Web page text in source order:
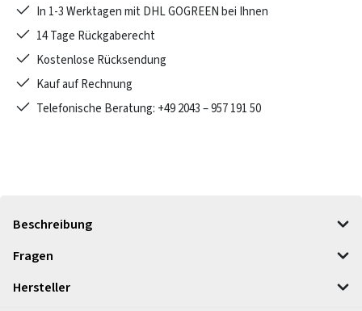
In 1-3 Werktagen mit DHL GOGREEN bei Ihnen
14 Tage Rückgaberecht
Kostenlose Rücksendung
Kauf auf Rechnung
Telefonische Beratung: +49 2043 – 957 191 50
Beschreibung
Fragen
Hersteller